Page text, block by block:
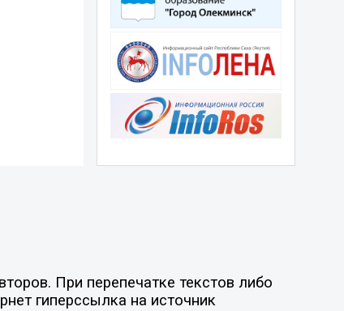
При перепечатке текстов либо
гиперссылка на источник